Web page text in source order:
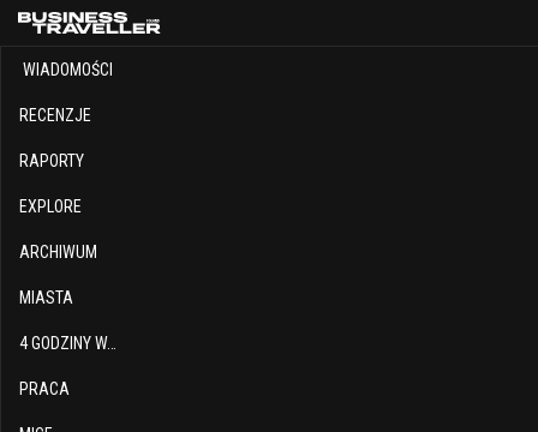
WIADOMOŚCI
RECENZJE
RAPORTY
EXPLORE
ARCHIWUM
MIASTA
4 GODZINY W…
PRACA